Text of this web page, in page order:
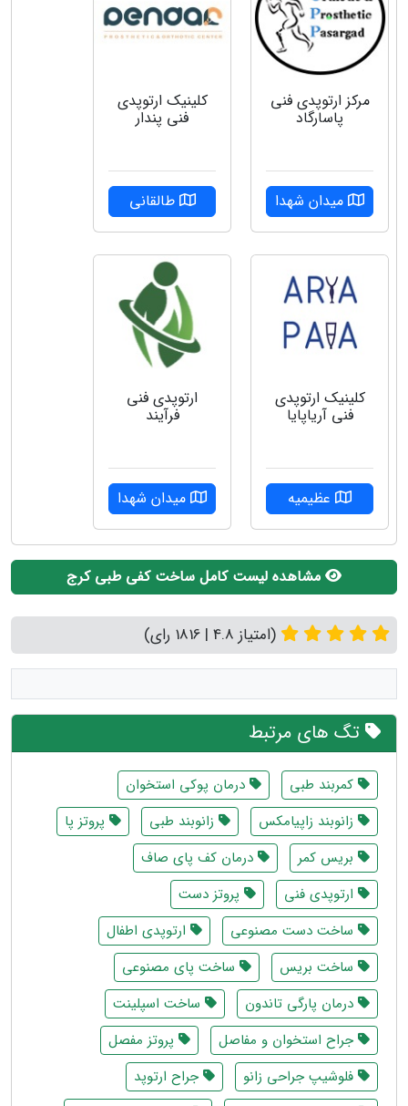
مرکز ارتوپدی فنی
پاسارگاد
میدان شهدا
کلینیک ارتوپدی
فنی پندار
طالقانی
کلینیک ارتوپدی
فنی آریاپایا
عظیمیه
ارتوپدی فنی
فرآیند
میدان شهدا
مشاهده لیست کامل ساخت کفی طبی کرج
(امتیاز 4.8 | 1816 رای)
تگ های مرتبط
کمربند طبی
درمان پوکی استخوان
زانوبند زاپیامکس
زانوبند طبی
پروتز پا
بریس کمر
درمان کف پای صاف
ارتوپدی فنی
پروتز دست
ساخت دست مصنوعی
ارتوپدی اطفال
ساخت بریس
ساخت پای مصنوعی
درمان پارگی تاندون
ساخت اسپلینت
جراح استخوان و مفاصل
پروتز مفصل
فلوشیپ جراحی زانو
جراح ارتوپد